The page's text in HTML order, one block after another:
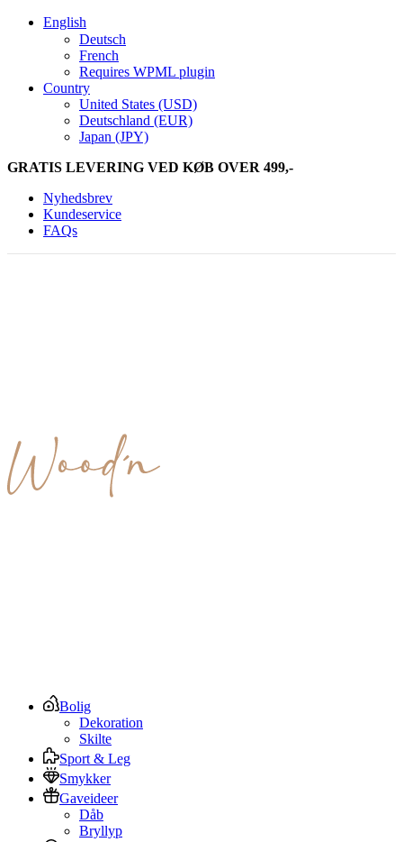
English
Deutsch
French
Requires WPML plugin
Country
United States (USD)
Deutschland (EUR)
Japan (JPY)
GRATIS LEVERING VED KØB OVER 499,-
Nyhedsbrev
Kundeservice
FAQs
Bolig
Dekoration
Skilte
Sport & Leg
Smykker
Gaveideer
Dåb
Bryllyp